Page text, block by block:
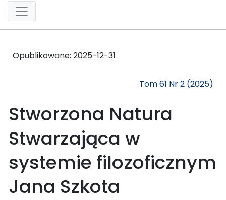
Opublikowane: 2025-12-31
Tom 61 Nr 2 (2025)
Stworzona Natura
Stwarzająca w
systemie filozoficznym
Jana Szkota